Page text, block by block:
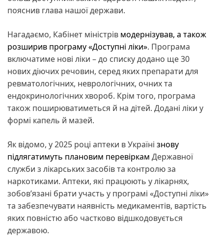
пояснив глава нашої держави.
Нагадаємо, Кабінет міністрів модернізував, а також
розширив програму «Доступні ліки». Програма
включатиме нові ліки – до списку додано ще 30
нових діючих речовин, серед яких препарати для
ревматологічних, неврологічних, очних та
ендокринологічних хвороб. Крім того, програма
також поширюватиметься й на дітей. Додані ліки у
формі капель й мазей.
Як відомо, у 2025 році аптеки в Україні знову
підлягатимуть плановим перевіркам Державної
служби з лікарських засобів та контролю за
наркотиками. Аптеки, які працюють у лікарнях,
зобовʼязані брати участь у програмі «Доступні ліки»
та забезпечувати наявність медикаментів, вартість
яких повністю або частково відшкодовується
державою.